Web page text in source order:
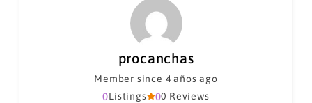
procanchas
Member since 4 años ago
00 Reviews
0Listings